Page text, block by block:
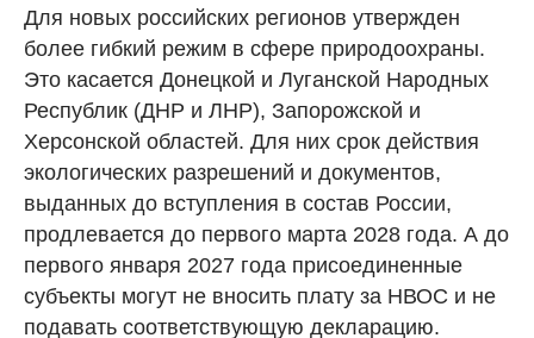
Для новых российских регионов утвержден
более гибкий режим в сфере природоохраны.
Это касается Донецкой и Луганской Народных
Республик (ДНР и ЛНР), Запорожской и
Херсонской областей. Для них срок действия
экологических разрешений и документов,
выданных до вступления в состав России,
продлевается до первого марта 2028 года. А до
первого января 2027 года присоединенные
субъекты могут не вносить плату за НВОС и не
подавать соответствующую декларацию.